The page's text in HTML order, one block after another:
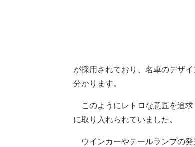
が採用されており、名車のデザ
分かります。
このようにレトロな意匠を追
に取り入れられていました。
ウインカーやテールランプの